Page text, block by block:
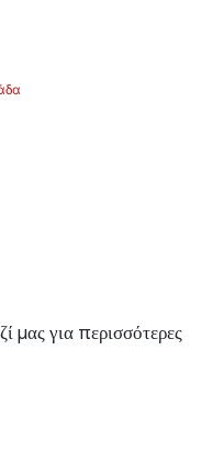
μας για περισσότερες